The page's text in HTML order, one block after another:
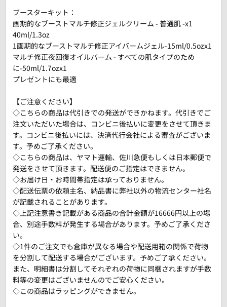
ブースターキット：
画期的なブーストマルチ修正ジェルクリーム - 普通肌 -x1
40ml/1.3oz
1画期的なブーストマルチ修正アイバームジェル-15ml/0.5ozx1
マルチ修正夜回復オイルバーム - すべての肌タイプのため
に-50ml/1.7ozx1
プレゼントにも最適
【ご注意ください】
◇こちらの商品は代引きでの発送ができかねます。代引きでご
注文いただいた場合は、コンビニ後払いに変更をさせて頂きま
す。コンビニ後払いには、決済代行会社による審査がございま
す。予めご了承ください。
◇こちらの商品は、ヤマト運輸、佐川急便もしくは日本郵便で
発送をさせて頂きます。配送便のご指定はできません。
◇お届け日・お時間帯指定は承っておりません。
◇配送伝票の依頼主名、納品書に弊社以外の物流センター社名
が記載されることがあります。
◇上記注意書き記載がある商品の合計金額が16666円以上の場
合、別途手数料が発生する場合があります。予めご了承くださ
い。
◇1件のご注文でも倉庫が異なる場合や配送用箱の関係で荷物
を分割して配送する場合がございます。予めご了承ください。
また、明細書は分割してそれぞれの荷物に同梱されますが手数
料等の変更はございませんのでご安心ください。
◇この商品はラッピングができません。